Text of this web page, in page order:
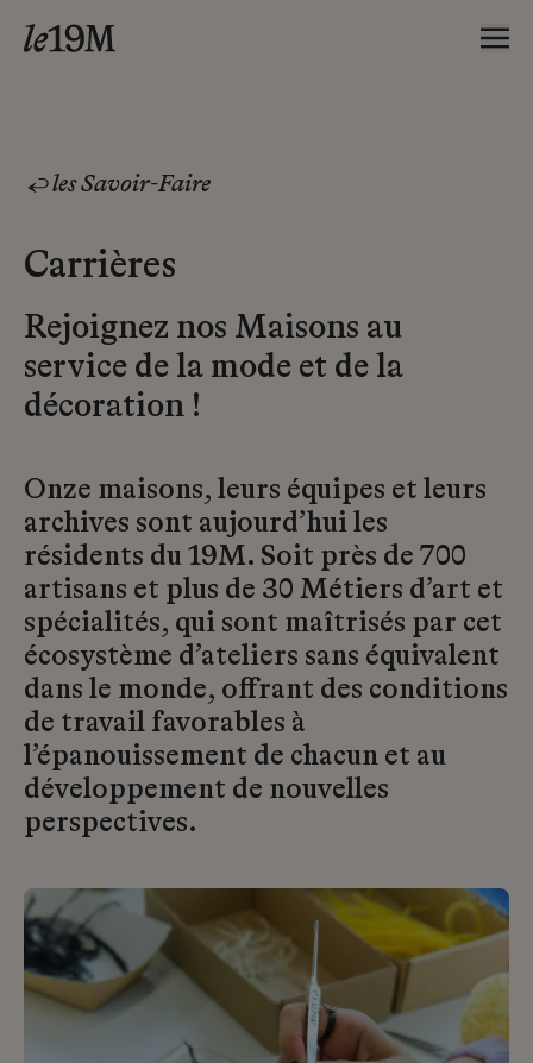
les Savoir-Faire
Carrières
Rejoignez nos Maisons au
service de la mode et de la
décoration !
Onze maisons, leurs équipes et leurs
archives sont aujourd’hui les
résidents du 19M. Soit près de 700
artisans et plus de 30 Métiers d’art et
spécialités, qui sont maîtrisés par cet
écosystème d’ateliers sans équivalent
dans le monde, offrant des conditions
de travail favorables à
l’épanouissement de chacun et au
développement de nouvelles
perspectives.